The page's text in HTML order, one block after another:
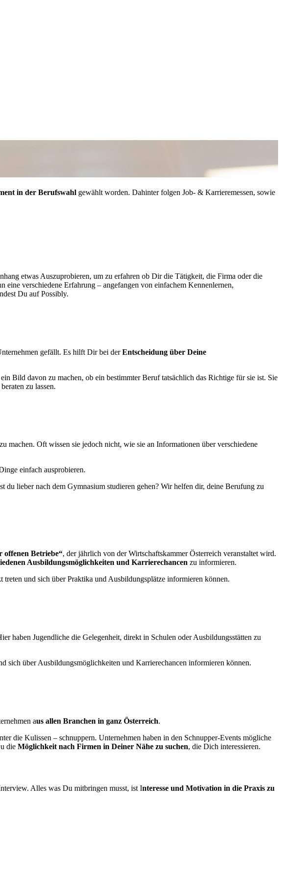
in der Berufswahl gewählt worden. Dahinter folgen Job- & Karrieremessen, sowie
etwas Auszuprobieren, um zu erfahren ob Dir die Tätigkeit, die Firma oder die
eine verschiedene Erfahrung – angefangen von einfachem Kennenlernen,
Du auf Possibly.
gefällt. Es hilft Dir bei derEntscheidung über Deine
Bild davon zu machen, ob ein bestimmter Beruf tatsächlich das Richtige für sie ist. Sie
zu lassen.
machen. Oft wissen sie jedoch nicht, wie sie an Informationen über verschiedene
einfach ausprobieren.
lieber nach dem Gymnasium studieren gehen? Wir helfen dir, deine Berufung zu
offenen Betriebe“, der jährlich von der Wirtschaftskammer Österreich veranstaltet wird.
Ausbildungsmöglichkeiten und Karrierechancen zu informieren.
und sich über Praktika und Ausbildungsplätze informieren können.
haben Jugendliche die Gelegenheit, direkt in Schulen oder Ausbildungsstätten zu
sich über Ausbildungsmöglichkeiten und Karrierechancen informieren können.
aus allen Branchen in ganz Österreich.
die Kulissen – schnuppern. Unternehmen haben in den Schnupper-Events mögliche
die Möglichkeit nach Firmen in Deiner Nähe zu suchen, die Dich interessieren.
Alles was Du mitbringen musst, ist Interesse und Motivation in die Praxis zu